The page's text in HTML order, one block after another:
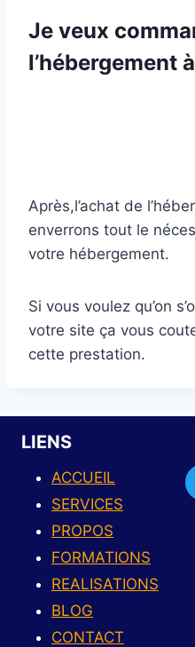
Je veux
l’hébergement
Après,l’achat de
enverrons tout le
votre hébergement.
Si vous voulez qu’on
votre site ça vous
cette prestation.
LIENS
ACCUEIL
SERVICES
PROPOS
FORMATIONS
REALISATIONS
BLOG
CONTACT